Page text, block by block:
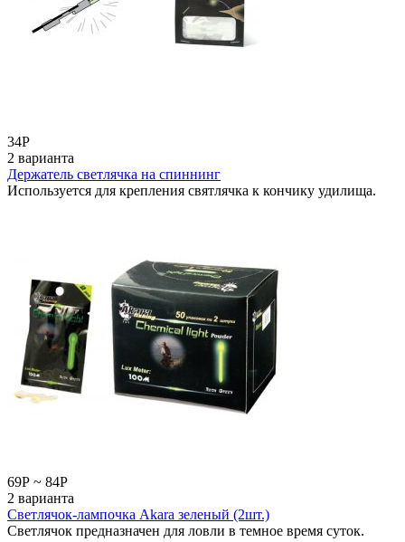
34Р
2 варианта
Держатель светлячка на спиннинг
Используется для крепления святлячка к кончику удилища.
69Р ~ 84Р
2 варианта
Светлячок-лампочка Akara зеленый (2шт.)
Светлячок предназначен для ловли в темное время суток.